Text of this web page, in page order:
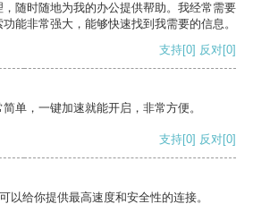
随时随地为我的办公提供帮助。我经常需要
能非常强大，能够快速找到我需要的信息。
支持[0] 反对[0]
单，一键加速就能开启，非常方便。
支持[0] 反对[0]
以给你提供最高速度和安全性的连接。